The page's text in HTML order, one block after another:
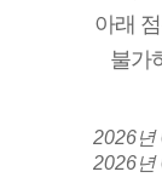
아래
불가
2026년
2026년